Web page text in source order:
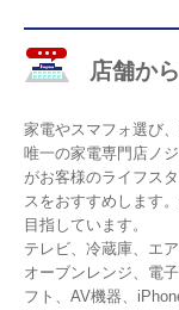
店舗か
家電やスマフォ選び
唯一の家電専門店ノ
がお客様のライフス
スをおすすめします
目指しています。
テレビ、冷蔵庫、エ
オーブンレンジ、電
フト、AV機器、